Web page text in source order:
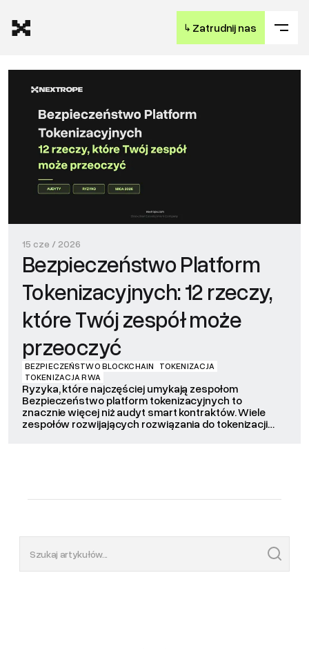
↳ Zatrudnij nas
15 cze / 2026
Bezpieczeństwo Platform
Tokenizacyjnych: 12 rzeczy,
które Twój zespół może
przeoczyć
BEZPIECZEŃSTWO BLOCKCHAIN
TOKENIZACJA
TOKENIZACJA RWA
Ryzyka, które najczęściej umykają zespołom
Bezpieczeństwo platform tokenizacyjnych to
znacznie więcej niż audyt smart kontraktów. Wiele
zespołów rozwijających rozwiązania do tokenizacji